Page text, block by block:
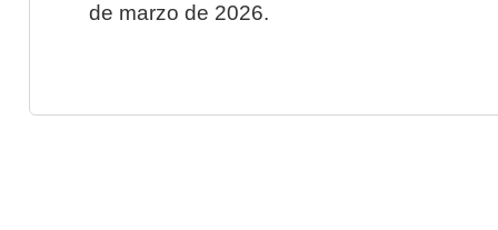
de marzo de 2026.